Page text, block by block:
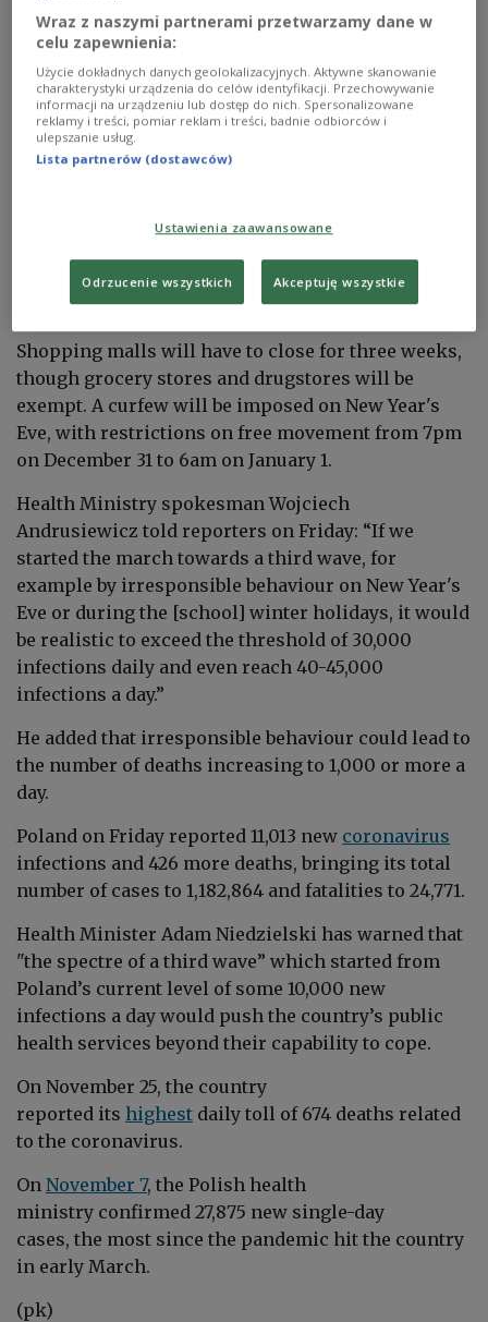
Health Ministry spokesman Wojciech Andrusiewicz
PAP/Leszek
Szymański
December 28 to January 17 as the authorities battle
an epidemic that has claimed over 24,000 lives in
Shopping malls will have to close for three weeks,
though grocery stores and drugstores will be
exempt. A curfew will be imposed on New Year's
Eve, with restrictions on free movement from 7pm
on December 31 to 6am on January 1.
Health Ministry spokesman Wojciech
Andrusiewicz told reporters on Friday: “If we
started the march towards a third wave, for
example by irresponsible behaviour on New Year's
Eve or during the [school] winter holidays, it would
be realistic to exceed the threshold of 30,000
infections daily and even reach 40-45,000
infections a day.”
He added that irresponsible behaviour could lead to
the number of deaths increasing to 1,000 or more a
day.
Poland on Friday reported 11,013 new coronavirus
infections and 426 more deaths, bringing its total
number of cases to 1,182,864 and fatalities to 24,771.
Health Minister Adam Niedzielski has warned that
"the spectre of a third wave” which started from
Poland’s current level of some 10,000 new
infections a day would push the country’s public
health services beyond their capability to cope.
On November 25, the country
reported its highest daily toll of 674 deaths related
to the coronavirus.
On November 7, the Polish health
ministry confirmed 27,875 new single-day
cases, the most since the pandemic hit the country
in early March.
(pk)
Wraz z naszymi partnerami przetwarzamy dane w
celu zapewnienia:
Użycie dokładnych danych geolokalizacyjnych. Aktywne skanowanie
charakterystyki urządzenia do celów identyfikacji. Przechowywanie
informacji na urządzeniu lub dostęp do nich. Spersonalizowane
reklamy i treści, pomiar reklam i treści, badnie odbiorców i
ulepszanie usług.
Lista partnerów (dostawców)
Ustawienia zaawansowane
Odrzucenie wszystkich Akceptuję wszystkie